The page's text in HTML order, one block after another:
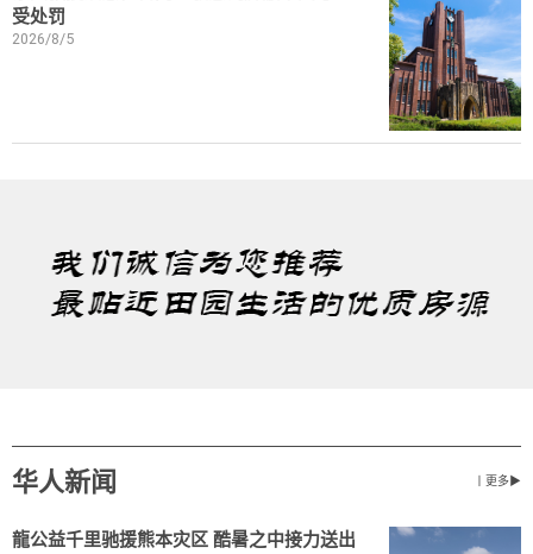
受处罚
2026/8/5
华人新闻 丨更多▶
龍公益千里驰援熊本灾区 酷暑之中接力送出